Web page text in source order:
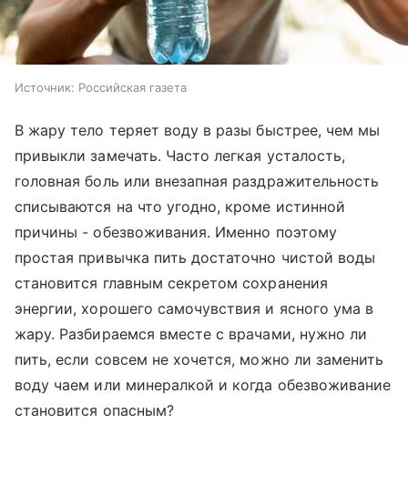
Источник: Российская газета
В жару тело теряет воду в разы быстрее, чем мы
привыкли замечать. Часто легкая усталость,
головная боль или внезапная раздражительность
списываются на что угодно, кроме истинной
причины - обезвоживания. Именно поэтому
простая привычка пить достаточно чистой воды
становится главным секретом сохранения
энергии, хорошего самочувствия и ясного ума в
жару. Разбираемся вместе с врачами, нужно ли
пить, если совсем не хочется, можно ли заменить
воду чаем или минералкой и когда обезвоживание
становится опасным?